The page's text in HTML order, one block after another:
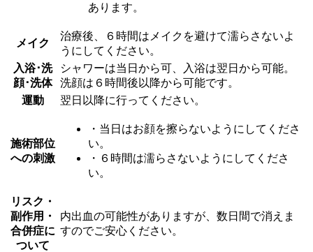
あります。
メイク
治療後、６時間はメイクを避けて濡らさないよ
うにしてください。
入浴･洗
顔･洗体
シャワーは当日から可、入浴は翌日から可能。
洗顔は６時間後以降から可能です。
運動
翌日以降に行ってください。
施術部位
への刺激
・当日はお顔を擦らないようにしてくださ
い。
・６時間は濡らさないようにしてくださ
い。
リスク・
副作用・
合併症に
ついて
内出血の可能性がありますが、数日間で消えま
すのでご安心ください。